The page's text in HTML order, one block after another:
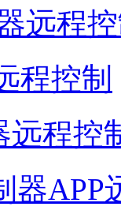
远程
程控制
远程控
器APP